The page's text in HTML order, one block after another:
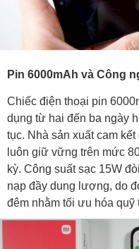
Pin 6000mAh và Công
Chiếc điện thoại pin
dụng từ hai đến ba ngày
tục. Nhà sản xuất cam
luôn giữ vững trên mức
kỳ. Công suất sạc 15W
nạp đầy dung lượng, do
đêm nhằm tối ưu hóa quỹ